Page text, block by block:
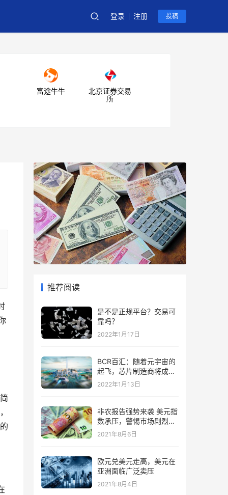
登录 注册 投稿
富途牛牛
北京证券交易
所
推荐阅读
是不是正规平台？交易可
靠吗？
2022年1月17日
BCR百汇：随着元宇宙的
起飞，芯片制造商将成为
“赢家”
2022年1月13日
非农报告强势来袭 美元指
数承压，警惕市场剧烈波
动
2021年8月6日
欧元兑美元走高，美元在
亚洲面临广泛卖压
2021年8月4日